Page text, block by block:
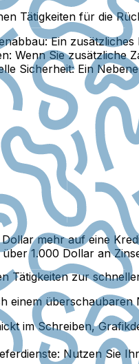
Tätigkeiten für die
Ein zusätzliches
Wenn Sie zusätzliche
Sicherheit:Ein
mehr auf eine
1.000 Dollar an
Tätigkeiten zur
einem
im Schreiben,
Nutzen Sie